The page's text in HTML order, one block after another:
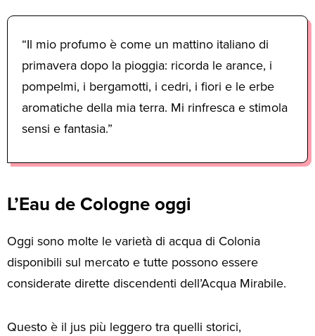
“Il mio profumo è come un mattino italiano di
primavera dopo la pioggia: ricorda le arance, i
pompelmi, i bergamotti, i cedri, i fiori e le erbe
aromatiche della mia terra. Mi rinfresca e stimola
sensi e fantasia.”
L’Eau de Cologne oggi
Oggi sono molte le varietà di acqua di Colonia
disponibili sul mercato e tutte possono essere
considerate dirette discendenti dell’Acqua Mirabile.
Questo è il jus più leggero tra quelli storici,